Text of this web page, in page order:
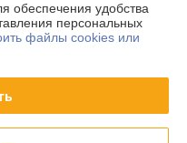
24.10.2020
обеспечения удобства
персональных
файлы cookies или